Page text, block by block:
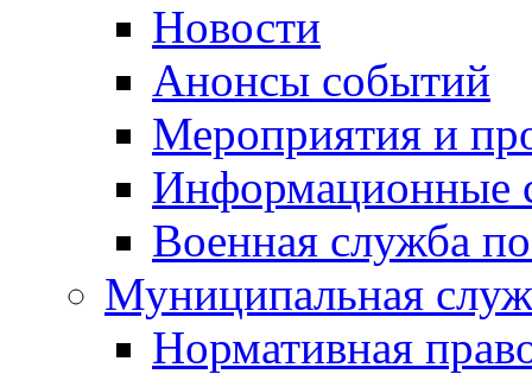
Новости
Анонсы событий
Мероприятия и
Информационные
Военная служба
Муниципальная
Нормативная